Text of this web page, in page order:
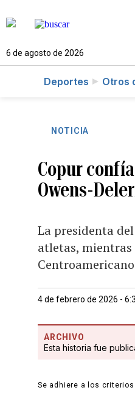
6 de agosto de 2026
Deportes Otros
NOTICIA
Copur
Owens-
La presidenta
atletas, mientras
4 de febrero de 2026 -
ARCHIVO
Esta historia fue
Se adhiere a los criterios